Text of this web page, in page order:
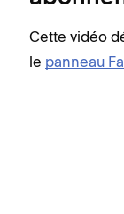
Cette vidéo
le panneau